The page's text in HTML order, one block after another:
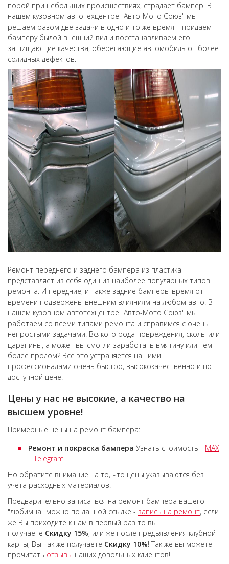
порой при небольших происшествиях, страдает бампер. В
нашем кузовном автотехцентре "Авто-Мото Союз" мы
решаем разом две задачи в одно и то же время – придаем
бамперу былой внешний вид и восстанавливаем его
защищающие качества, оберегающие автомобиль от более
солидных дефектов.
Ремонт переднего и заднего бампера из пластика –
представляет из себя один из наиболее популярных типов
ремонта. И передние, и также задние бамперы время от
времени подвержены внешним влияниям на любом авто. В
нашем кузовном автотехцентре "Авто-Мото Союз" мы
работаем со всеми типами ремонта и справимся с очень
непростыми задачами. Всякого рода повреждения, сколы или
царапины, а может вы смогли заработать вмятину или тем
более пролом? Все это устраняется нашими
профессионалами очень быстро, высококачественно и по
доступной цене.
Цены у нас не высокие, а качество на
высшем уровне!
Примерные цены на ремонт бампера:
Ремонт и покраска бампера Узнать стоимость - MAX
|Telegram
Но обратите внимание на то, что цены указываются без
учета расходных материалов!
Предварительно записаться на ремонт бампера вашего
"любимца" можно по данной ссылке - запись на ремонт, если
же Вы приходите к нам в первый раз то вы
получаете Скидку 15%, или же после предъявления клубной
карты, Вы так же получаете Скидку 10%! Так же вы можете
прочитать отзывы наших довольных клиентов!